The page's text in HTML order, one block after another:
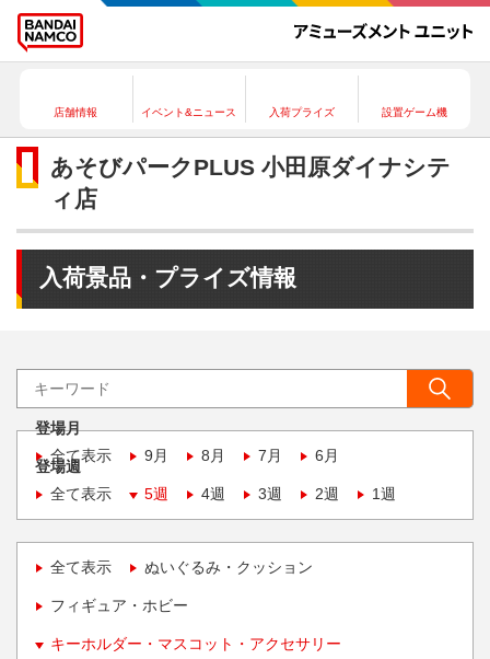
店舗情報 イベント&ニュース 入荷プライズ 設置ゲーム機
あそびパークPLUS 小田原ダイナシテ
ィ店
入荷景品・プライズ情報
登場月
全て表示
9月 8月 7月 6月
登場週
全て表示
5週 4週 3週 2週 1週
全て表示 ぬいぐるみ・クッション
フィギュア・ホビー
キーホルダー・マスコット・アクセサリー